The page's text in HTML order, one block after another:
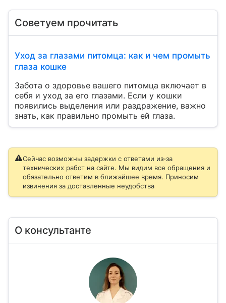
Советуем прочитать
Уход за глазами питомца: как и чем промыть
глаза кошке
Забота о здоровье вашего питомца включает в
себя и уход за его глазами. Если у кошки
появились выделения или раздражение, важно
знать, как правильно промыть ей глаза.
Сейчас возможны задержки с ответами из‑за
технических работ на сайте. Мы видим все обращения и
обязательно ответим в ближайшее время. Приносим
извинения за доставленные неудобства
О консультанте